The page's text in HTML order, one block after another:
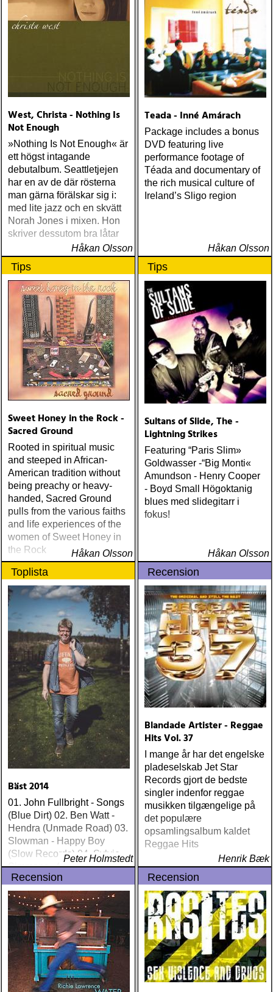
West, Christa - Nothing Is
Not Enough
»Nothing Is Not Enough« är
ett högst intagande
debutalbum. Seattletjejen
har en av de där rösterna
man gärna förälskar sig i:
med lite jazz och en skvätt
Norah Jones i mixen. Hon
skriver dessutom bra låtar
Håkan Olsson
Teada - Inné Amárach
Package includes a bonus
DVD featuring live
performance footage of
Téada and documentary of
the rich musical culture of
Ireland’s Sligo region
Håkan Olsson
Tips
Sweet Honey in the Rock -
Sacred Ground
Rooted in spiritual music
and steeped in African-
American tradition without
being preachy or heavy-
handed, Sacred Ground
pulls from the various faiths
and life experiences of the
women of Sweet Honey in
the Rock
Håkan Olsson
Tips
Sultans of Slide, The -
Lightning Strikes
Featuring “Paris Slim»
Goldwasser -“Big Monti«
Amundson - Henry Cooper
- Boyd Small Högoktanig
blues med slidegitarr i
fokus!
Håkan Olsson
Toplista
Bäst 2014
01. John Fullbright - Songs
(Blue Dirt) 02. Ben Watt -
Hendra (Unmade Road) 03.
Slowman - Happy Boy
(Slow Records) 04. Sylvie
Simmons - Sylvie (Light In
The Attic) 05. Ethan Johns -
The Reckoning (Three
Crows) 06. Ray
Lamontagne - Supernova
(Stone Dwarf) 07
Peter Holmstedt
Recension
Blandade Artister - Reggae
Hits Vol. 37
I mange år har det engelske
pladeselskab Jet Star
Records gjort de bedste
singler indenfor reggae
musikken tilgængelige på
det populære
opsamlingsalbum kaldet
Reggae Hits
Henrik Bæk
Recension Recension